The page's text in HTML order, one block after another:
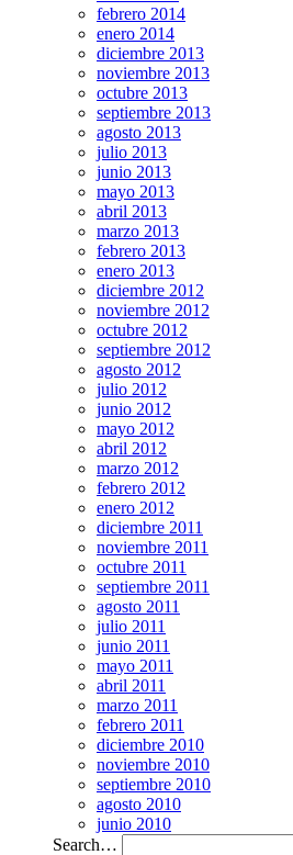
febrero 2014
enero 2014
diciembre 2013
noviembre 2013
octubre 2013
septiembre 2013
agosto 2013
julio 2013
junio 2013
mayo 2013
abril 2013
marzo 2013
febrero 2013
enero 2013
diciembre 2012
noviembre 2012
octubre 2012
septiembre 2012
agosto 2012
julio 2012
junio 2012
mayo 2012
abril 2012
marzo 2012
febrero 2012
enero 2012
diciembre 2011
noviembre 2011
octubre 2011
septiembre 2011
agosto 2011
julio 2011
junio 2011
mayo 2011
abril 2011
marzo 2011
febrero 2011
diciembre 2010
noviembre 2010
septiembre 2010
agosto 2010
junio 2010
Search…